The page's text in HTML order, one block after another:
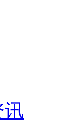
讯